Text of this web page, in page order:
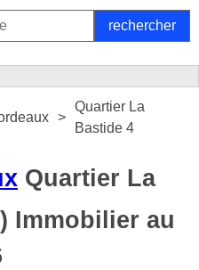
Quartier La
Bastide 4
Quartier La
Immobilier au